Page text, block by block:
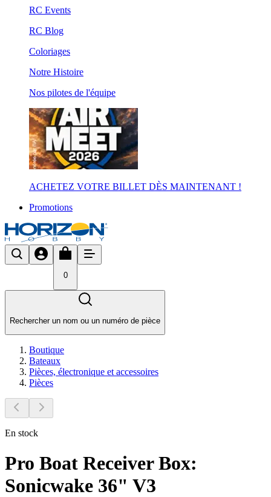
RC Events
RC Blog
Coloriages
Notre Histoire
Nos pilotes de l'équipe
ACHETEZ VOTRE BILLET DÈS MAINTENANT !
Promotions
0
Rechercher un nom ou un numéro de pièce
Boutique
Bateaux
Pièces, électronique et accessoires
Pièces
En stock
Pro Boat Receiver Box:
Sonicwake 36" V3